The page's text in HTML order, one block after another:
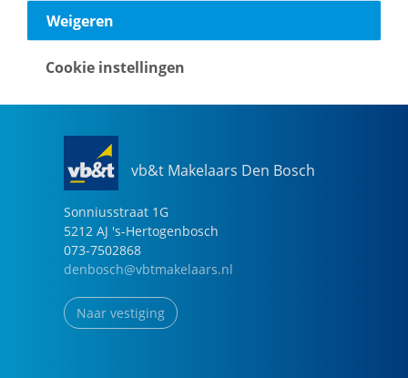
vb&t Makelaars Den Bosch
Sonniusstraat 1G
5212 AJ 's-Hertogenbosch
073-7502868
denbosch@vbtmakelaars.nl
Naar vestiging
Weigeren
Cookie instellingen